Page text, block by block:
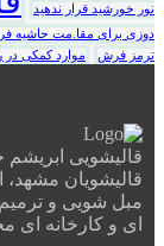
نور خورشید قرار ندهید
دوزی برای مقا.مت حاشیه
ترمز فرش
موارد کمکی
قالیشویی
قالیشویان مشهد،
مبل شویی و
ای و کارخانه ای